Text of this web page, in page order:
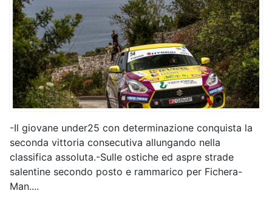
-Il giovane under25 con determinazione conquista la
seconda vittoria consecutiva allungando nella
classifica assoluta.-Sulle ostiche ed aspre strade
salentine secondo posto e rammarico per Fichera-
Man....